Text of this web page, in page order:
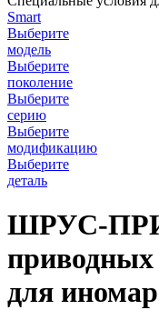
Smart
Выберите
модель
Выберите
поколение
Выберите
серию
Выберите
модификацию
Выберите
деталь
ШРУС-
для